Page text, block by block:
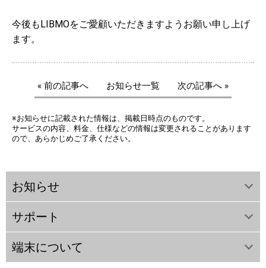
今後もLIBMOをご愛顧いただきますようお願い申し上げ
ます。
« 前の記事へ お知らせ一覧 次の記事へ »
※お知らせに記載された情報は、掲載日時点のものです。
サービスの内容、料金、仕様などの情報は変更されることがあります
ので、あらかじめご了承ください。
お知らせ
サポート
端末について